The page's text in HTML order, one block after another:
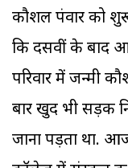
कौशल पंवार को
कि दसवीं के बाद
परिवार में जन्मी
बार खुद भी सड़क
जाना पड़ता था.